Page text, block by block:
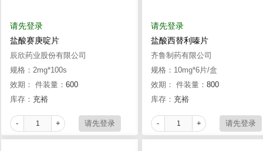
请先登录
盐酸赛庚啶片
辰欣药业股份有限公司
规格：2mg*100s
效期： 件装量： 600
库存： 充裕
- +
请先登录
盐酸西替利嗪片
齐鲁制药有限公司
规格：10mg*6片/盒
效期： 件装量： 800
库存： 充裕
- +